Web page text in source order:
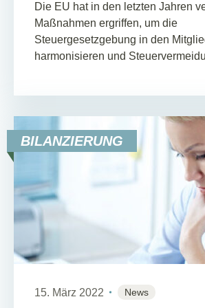
Die EU hat in den letzten Jahren
Maßnahmen ergriffen, um die
Steuergesetzgebung in den
harmonisieren und
BILANZIERUNG
15. März 2022 News